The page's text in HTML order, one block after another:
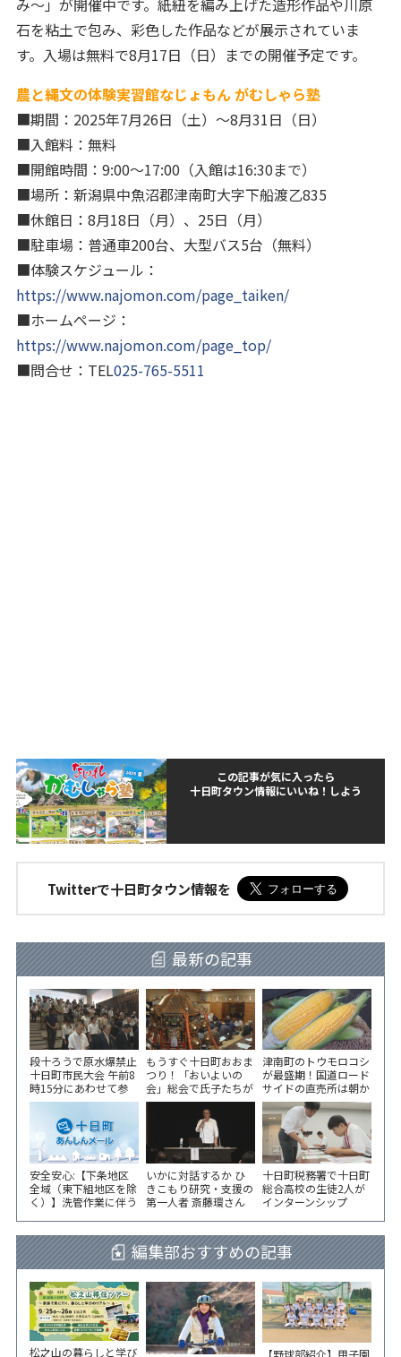
石を粘土で包み、彩色した作品などが展示されていま
す。入場は無料で8月17日（日）までの開催予定です。
農と縄文の体験実習館なじょもん がむしゃら塾
■期間：2025年7月26日（土）～8月31日（日）
■入館料：無料
■開館時間：9:00～17:00（入館は16:30まで）
■場所：新潟県中魚沼郡津南町大字下船渡乙835
■休館日：8月18日（月）、25日（月）
■駐車場：普通車200台、大型バス5台（無料）
■体験スケジュール：
https://www.najomon.com/page_taiken/
■ホームページ：
https://www.najomon.com/page_top/
■問合せ：TEL025-765-5511
この記事が気に入ったら
十日町タウン情報にいいね！しよう
Twitterで十日町タウン情報を
最新の記事
段十ろうで原水爆禁止
十日町市民大会 午前8
時15分にあわせて参
加者が黙とう
もうすぐ十日町おおま
つり！「おいよいの
会」総会で氏子たちが
一致団結！
津南町のトウモロコシ
が最盛期！国道ロード
サイドの直売所は朝か
ら長い列！
安全安心:【下条地区
全域（東下組地区を除
く）】洗管作業に伴う
いかに対話するか ひ
きこもり研究・支援の
第一人者 斎藤環さん
十日町税務署で十日町
総合高校の生徒2人が
インターンシップ
編集部おすすめの記事
松之山の暮らしと学び